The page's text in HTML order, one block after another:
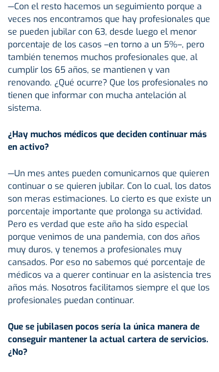
—Con el resto hacemos un seguimiento porque a
veces nos encontramos que hay profesionales que
se pueden jubilar con 63, desde luego el menor
porcentaje de los casos –en torno a un 5%–, pero
también tenemos muchos profesionales que, al
cumplir los 65 años, se mantienen y van
renovando. ¿Qué ocurre? Que los profesionales no
tienen que informar con mucha antelación al
sistema.
¿Hay muchos médicos que deciden continuar más
en activo?
—Un mes antes pueden comunicarnos que quieren
continuar o se quieren jubilar. Con lo cual, los datos
son meras estimaciones. Lo cierto es que existe un
porcentaje importante que prolonga su actividad.
Pero es verdad que este año ha sido especial
porque venimos de una pandemia, con dos años
muy duros, y tenemos a profesionales muy
cansados. Por eso no sabemos qué porcentaje de
médicos va a querer continuar en la asistencia tres
años más. Nosotros facilitamos siempre el que los
profesionales puedan continuar.
Que se jubilasen pocos sería la única manera de
conseguir mantener la actual cartera de servicios.
¿No?